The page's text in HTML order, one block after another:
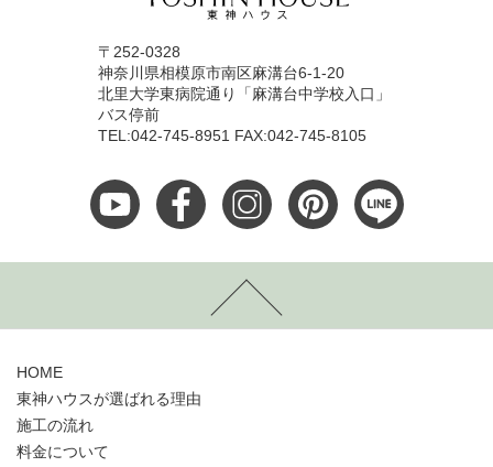
〒252-0328
神奈川県相模原市南区麻溝台6-1-20
北里大学東病院通り「麻溝台中学校入口」
バス停前
TEL:042-745-8951 FAX:042-745-8105
HOME
東神ハウスが選ばれる理由
施工の流れ
料金について